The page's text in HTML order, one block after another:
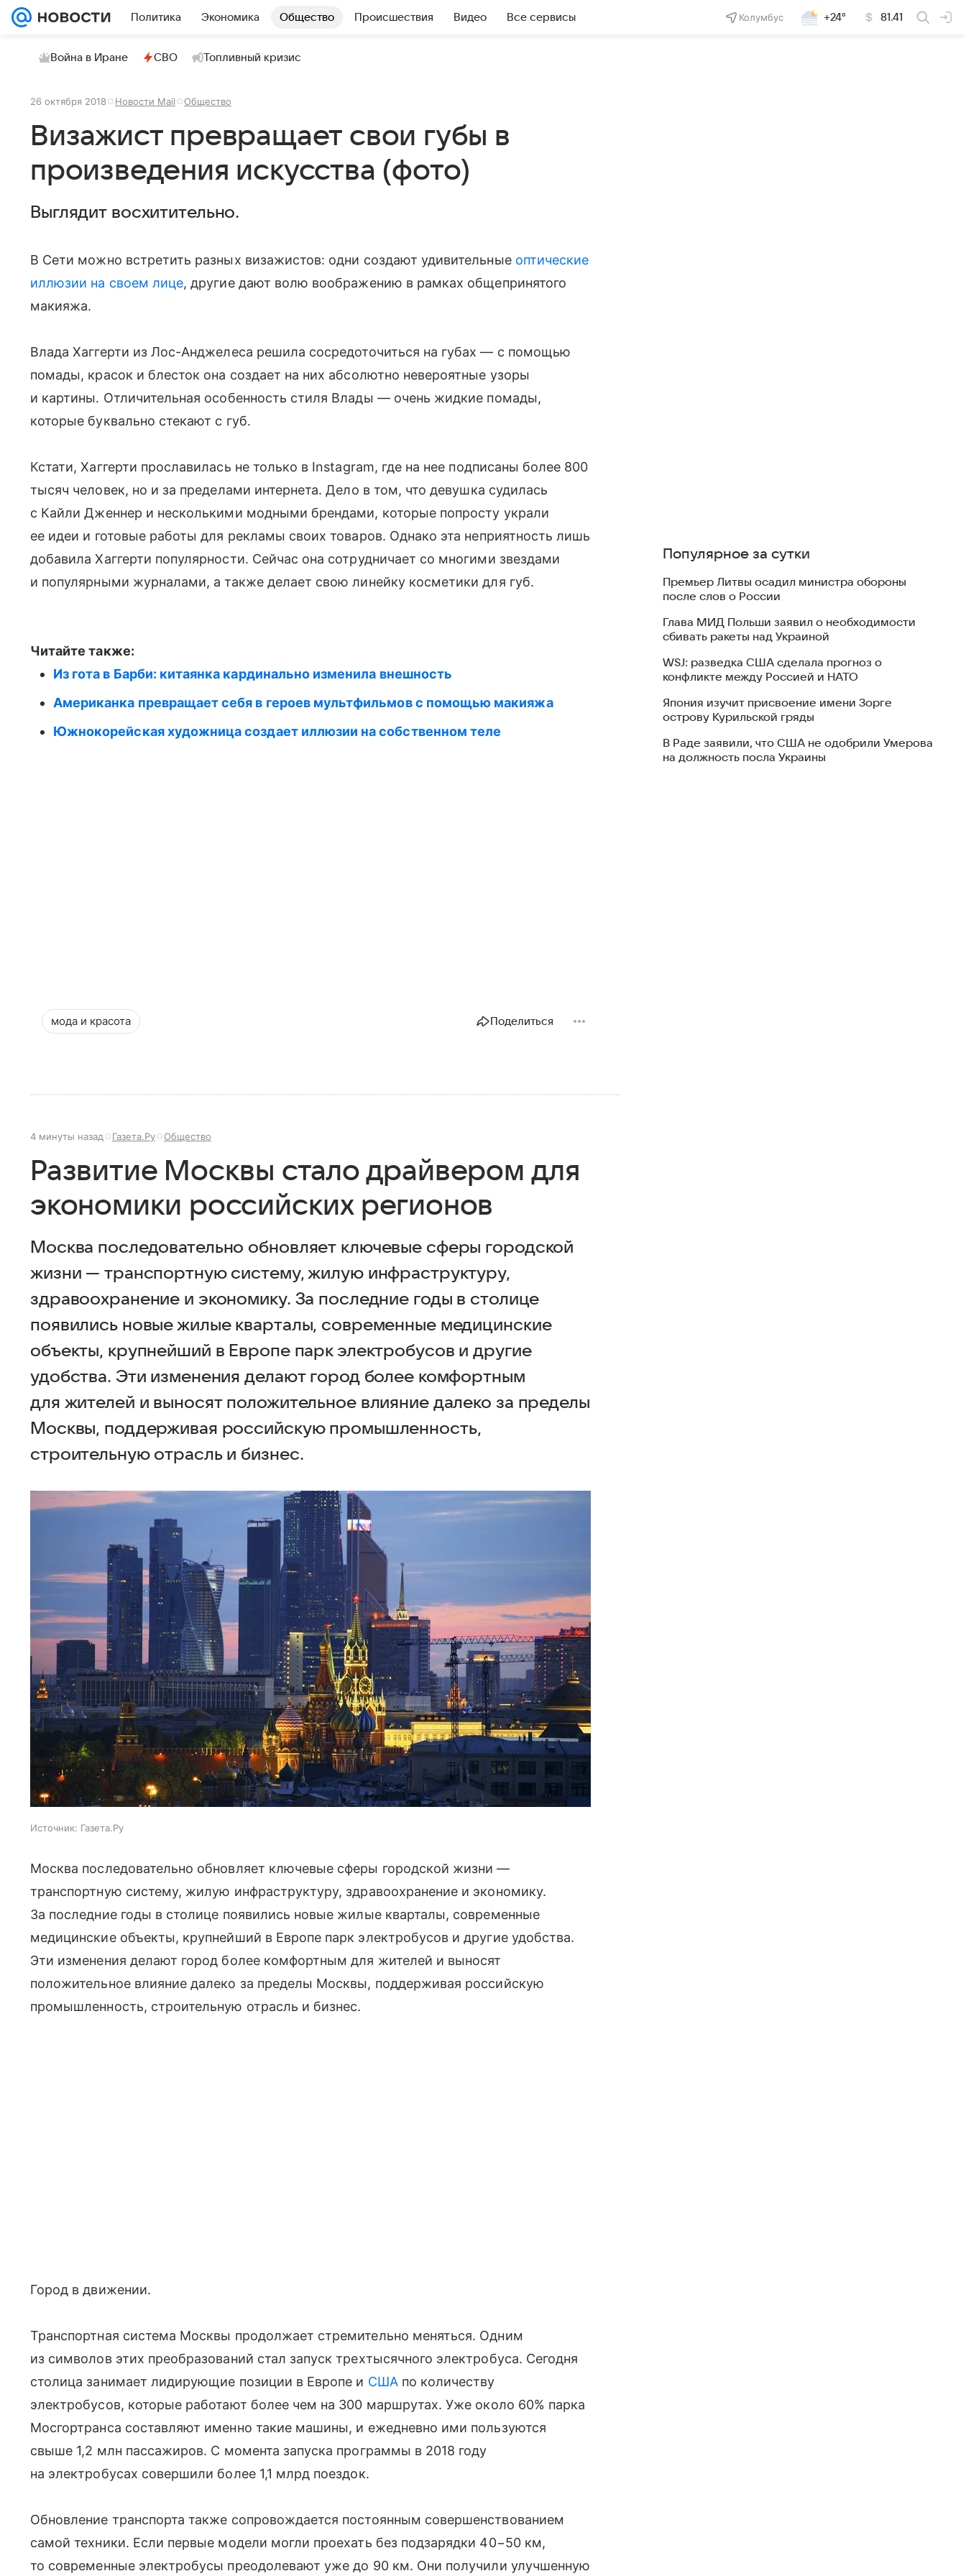
Политика Экономика Общество Происшествия Видео Все сервисы Колумбус +24° 81.41
Война в Иране СВО Топливный кризис
26 октября 2018 Новости Mail Общество
Визажист превращает свои губы в
произведения искусства (фото)
Выглядит восхитительно.
В Сети можно встретить разных визажистов: одни создают удивительные оптические
иллюзии на своем лице, другие дают волю воображению в рамках общепринятого
макияжа.
Влада Хаггерти из Лос-Анджелеса решила сосредоточиться на губах — с помощью
помады, красок и блесток она создает на них абсолютно невероятные узоры
и картины. Отличительная особенность стиля Влады — очень жидкие помады,
которые буквально стекают с губ.
Кстати, Хаггерти прославилась не только в Instagram, где на нее подписаны более 800
тысяч человек, но и за пределами интернета. Дело в том, что девушка судилась
с Кайли Дженнер и несколькими модными брендами, которые попросту украли
ее идеи и готовые работы для рекламы своих товаров. Однако эта неприятность лишь
добавила Хаггерти популярности. Сейчас она сотрудничает со многими звездами
и популярными журналами, а также делает свою линейку косметики для губ.
Читайте также:
Из гота в Барби: китаянка кардинально изменила внешность
Американка превращает себя в героев мультфильмов с помощью макияжа
Южнокорейская художница создает иллюзии на собственном теле
мода и красота Поделиться
4 минуты назад Газета.Ру Общество
Развитие Москвы стало драйвером для
экономики российских регионов
Москва последовательно обновляет ключевые сферы городской
жизни — транспортную систему, жилую инфраструктуру,
здравоохранение и экономику. За последние годы в столице
появились новые жилые кварталы, современные медицинские
объекты, крупнейший в Европе парк электробусов и другие
удобства. Эти изменения делают город более комфортным
для жителей и выносят положительное влияние далеко за пределы
Москвы, поддерживая российскую промышленность,
строительную отрасль и бизнес.
Источник: Газета.Ру
Москва последовательно обновляет ключевые сферы городской жизни —
транспортную систему, жилую инфраструктуру, здравоохранение и экономику.
За последние годы в столице появились новые жилые кварталы, современные
медицинские объекты, крупнейший в Европе парк электробусов и другие удобства.
Эти изменения делают город более комфортным для жителей и выносят
положительное влияние далеко за пределы Москвы, поддерживая российскую
промышленность, строительную отрасль и бизнес.
Город в движении.
Транспортная система Москвы продолжает стремительно меняться. Одним
из символов этих преобразований стал запуск трехтысячного электробуса. Сегодня
столица занимает лидирующие позиции в Европе и СШАпо количеству
электробусов, которые работают более чем на 300 маршрутах. Уже около 60% парка
Мосгортранса составляют именно такие машины, и ежедневно ими пользуются
свыше 1,2 млн пассажиров. С момента запуска программы в 2018 году
на электробусах совершили более 1,1 млрд поездок.
Обновление транспорта также сопровождается постоянным совершенствованием
самой техники. Если первые модели могли проехать без подзарядки 40−50 км,
то современные электробусы преодолевают уже до 90 км. Они получили улучшенную
Популярное за сутки
Премьер Литвы осадил министра обороны
после слов о России
Глава МИД Польши заявил о необходимости
сбивать ракеты над Украиной
WSJ: разведка США сделала прогноз о
конфликте между Россией и НАТО
Япония изучит присвоение имени Зорге
острову Курильской гряды
В Раде заявили, что США не одобрили Умерова
на должность посла Украины